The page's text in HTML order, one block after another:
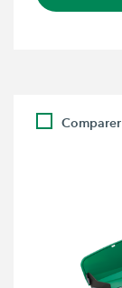
Comparer